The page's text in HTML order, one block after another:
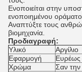
Ενοποιείται στην
ενοποιημένου
Αναπτύξτε τους
βιομηχανία.
Προδιαγραφή:
Υλικό
Αργίλιο
Εφαρμογή
Ευρέως
Χρώμα
Σαν